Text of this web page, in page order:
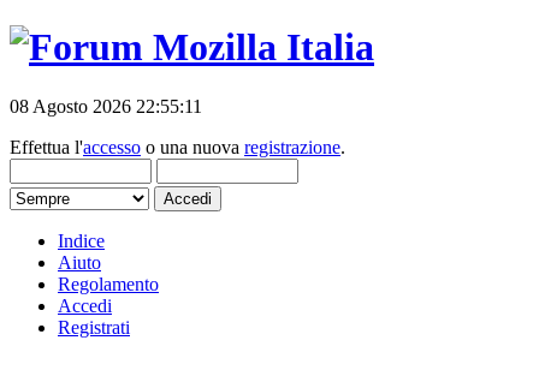
08 Agosto 2026 22:55:11
Effettua l'accesso o una nuova registrazione.
Indice
Aiuto
Regolamento
Accedi
Registrati